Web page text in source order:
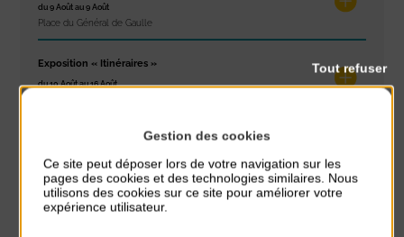
du 9 Août au 9 Août
Place du Général de Gaulle
Exposition « Itinéraires »
du 10 Août au 16 Août
du 10 Août au 14 Août
Plage du passous
Stretching
Gestion des cookies
Ce site peut déposer lors de votre navigation sur les
pages des cookies et des technologies similaires. Nous
utilisons des cookies sur ce site pour améliorer votre
expérience utilisateur.
Tout refuser